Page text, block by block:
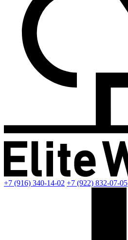
+7 (916) 340-14-02 +7 (922) 832-07-05